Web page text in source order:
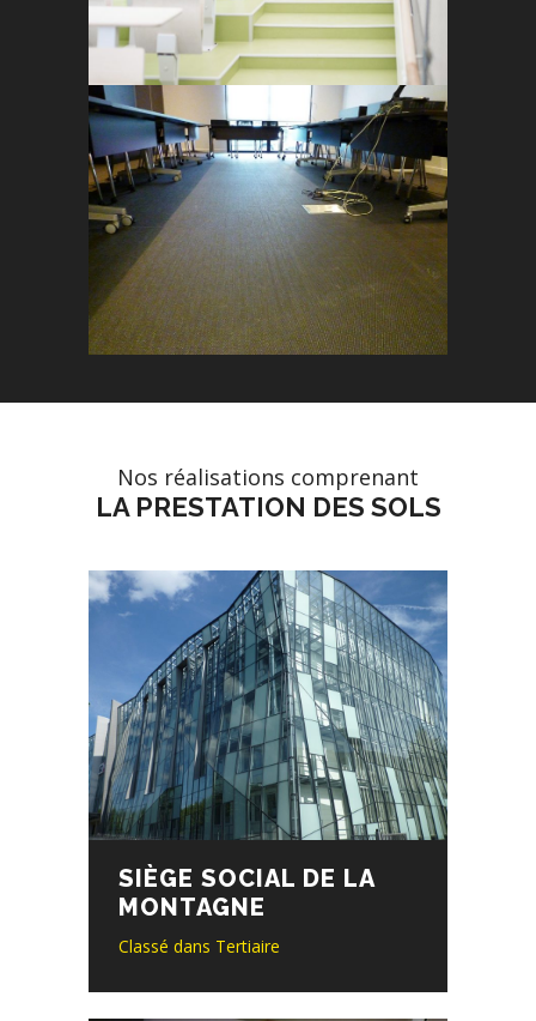
Nos réalisations comprenant
LA PRESTATION DES SOLS
SIÈGE SOCIAL DE LA
MONTAGNE
Classé dans Tertiaire